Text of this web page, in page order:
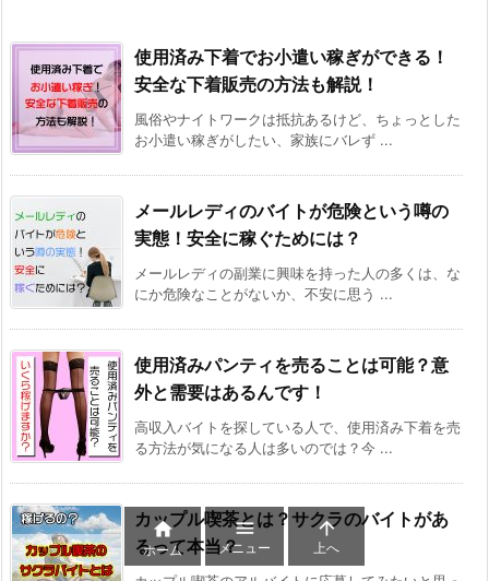
使用済み下着でお小遣い稼ぎができる！
安全な下着販売の方法も解説！
風俗やナイトワークは抵抗あるけど、ちょっとした
お小遣い稼ぎがしたい、家族にバレず ...
メールレディのバイトが危険という噂の
実態！安全に稼ぐためには？
メールレディの副業に興味を持った人の多くは、な
にか危険なことがないか、不安に思う ...
使用済みパンティを売ることは可能？意
外と需要はあるんです！
高収入バイトを探している人で、使用済み下着を売
る方法が気になる人は多いのでは？今 ...
カップル喫茶とは？サクラのバイトがあ
るって本当？

ホーム

メニュー

上へ